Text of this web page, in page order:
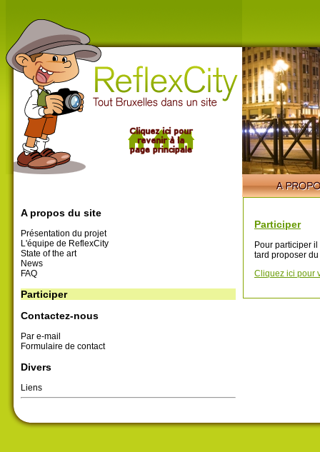
A propos du site
Présentation du projet
L'équipe de ReflexCity
State of the art
News
FAQ
Participer
Contactez-nous
Par e-mail
Formulaire de contact
Divers
Liens
Participer
Pour participer
tard proposer
Cliquez ici pour